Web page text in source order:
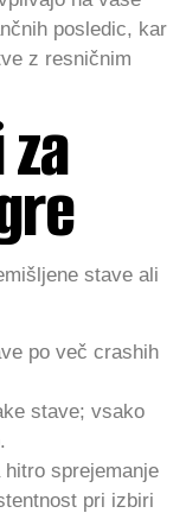
posledic, kar
z resničnim
stave ali
po več crashih
stave; vsako
sprejemanje
pri izbiri